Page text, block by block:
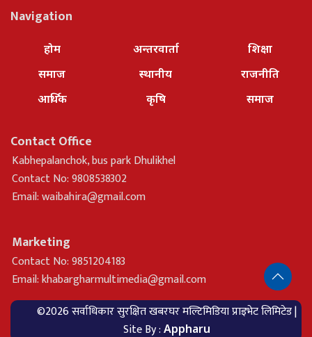
Navigation
होम
समाज
आर्थिक
अन्तरवार्ता
स्थानीय
कृषि
शिक्षा
राजनीति
समाज
Contact Office
Kabhepalanchok, bus park Dhulikhel
Contact No: 9808538302
Email:waibahira@gmail.com
Marketing
Contact No: 9851204183
Email:khabargharmultimedia@gmail.com
©2026 सर्वाधिकार सुरक्षित खबरघर मल्टिमिडिया प्राइभेट लिमिटेड |
Site By : Appharu